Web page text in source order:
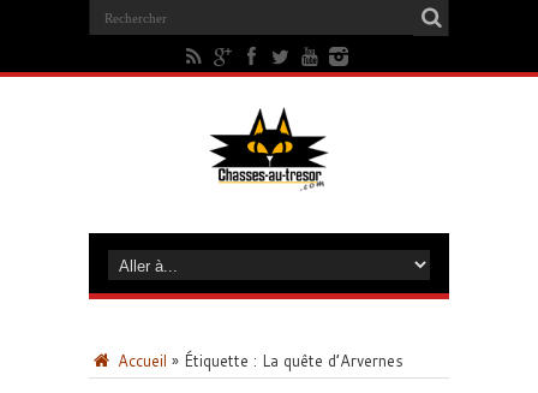
Accueil » Étiquette : La quête d’Arvernes